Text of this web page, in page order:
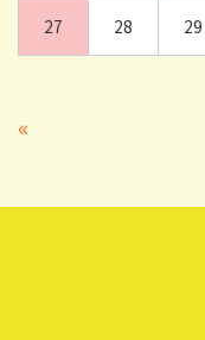
27 28 29
«